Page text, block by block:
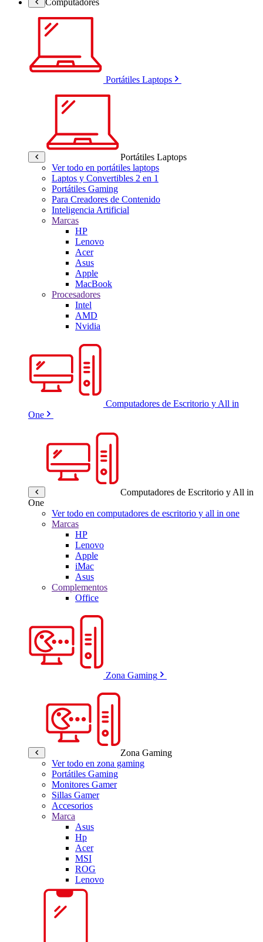
Portátiles Laptops
Portátiles Laptops
Ver todo en portátiles laptops
Laptos y Convertibles 2 en 1
Portátiles Gaming
Para Creadores de Contenido
Inteligencia Artificial
Marcas
HP
Lenovo
Acer
Asus
Apple
MacBook
Procesadores
Intel
AMD
Nvidia
Computadores de Escritorio y All in
One
Computadores de Escritorio y All in
One
Ver todo en computadores de escritorio y all in one
Marcas
HP
Lenovo
Apple
iMac
Asus
Complementos
Office
Zona Gaming
Zona Gaming
Ver todo en zona gaming
Portátiles Gaming
Monitores Gamer
Sillas Gamer
Accesorios
Marca
Asus
Hp
Acer
MSI
ROG
Lenovo